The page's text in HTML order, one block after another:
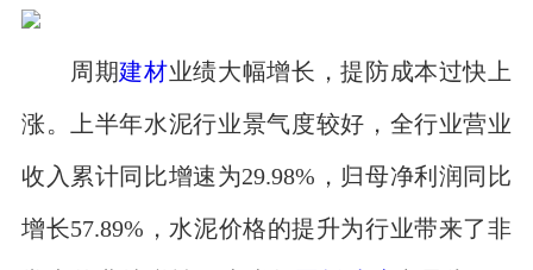
周期建材业绩大幅增长，提防成本过快上
涨。上半年水泥行业景气度较好，全行业营业
收入累计同比增速为29.98%，归母净利润同比
增长57.89%，水泥价格的提升为行业带来了非